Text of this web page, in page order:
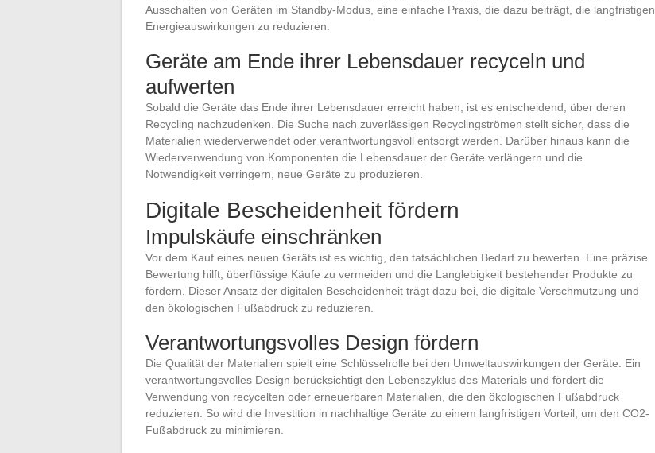
Ausschalten von Geräten im Standby-Modus, eine einfache Praxis, die dazu beiträgt, die langfristigen
Energieauswirkungen zu reduzieren.
Geräte am Ende ihrer Lebensdauer recyceln und
aufwerten
Sobald die Geräte das Ende ihrer Lebensdauer erreicht haben, ist es entscheidend, über deren
Recycling nachzudenken. Die Suche nach zuverlässigen Recyclingströmen stellt sicher, dass die
Materialien wiederverwendet oder verantwortungsvoll entsorgt werden. Darüber hinaus kann die
Wiederverwendung von Komponenten die Lebensdauer der Geräte verlängern und die
Notwendigkeit verringern, neue Geräte zu produzieren.
Digitale Bescheidenheit fördern
Impulskäufe einschränken
Vor dem Kauf eines neuen Geräts ist es wichtig, den tatsächlichen Bedarf zu bewerten. Eine präzise
Bewertung hilft, überflüssige Käufe zu vermeiden und die Langlebigkeit bestehender Produkte zu
fördern. Dieser Ansatz der digitalen Bescheidenheit trägt dazu bei, die digitale Verschmutzung und
den ökologischen Fußabdruck zu reduzieren.
Verantwortungsvolles Design fördern
Die Qualität der Materialien spielt eine Schlüsselrolle bei den Umweltauswirkungen der Geräte. Ein
verantwortungsvolles Design berücksichtigt den Lebenszyklus des Materials und fördert die
Verwendung von recycelten oder erneuerbaren Materialien, die den ökologischen Fußabdruck
reduzieren. So wird die Investition in nachhaltige Geräte zu einem langfristigen Vorteil, um den CO2-
Fußabdruck zu minimieren.